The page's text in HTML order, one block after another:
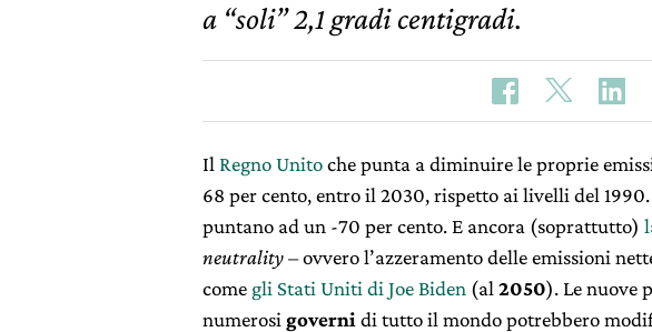
a “soli” 2,1 gradi centigradi.
Il Regno Unitoche punta a diminuire le proprie
68 per cento, entro il 2030, rispetto ai livelli del 1990.
puntano ad un -70 per cento. E ancora (soprattutto)
neutrality– ovvero l’azzeramento delle emissioni
come gli Stati Uniti di Joe Biden (al 2050). Le nuove
numerosi governi di tutto il mondo potrebbero